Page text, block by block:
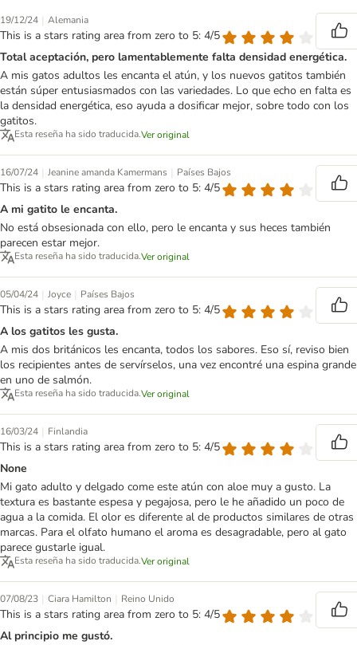
19/12/24 | Alemania
This is a stars rating area from zero to 5: 4/5
Total aceptación, pero lamentablemente falta densidad energética.
A mis gatos adultos les encanta el atún, y los nuevos gatitos también
están súper entusiasmados con las variedades. Lo que echo en falta es
la densidad energética, eso ayuda a dosificar mejor, sobre todo con los
gatitos.
Esta reseña ha sido traducida.Ver original
16/07/24 | Jeanine amanda Kamermans | Países Bajos
This is a stars rating area from zero to 5: 4/5
A mi gatito le encanta.
No está obsesionada con ello, pero le encanta y sus heces también
parecen estar mejor.
Esta reseña ha sido traducida.Ver original
05/04/24 | Joyce | Países Bajos
This is a stars rating area from zero to 5: 4/5
A los gatitos les gusta.
A mis dos británicos les encanta, todos los sabores. Eso sí, reviso bien
los recipientes antes de servírselos, una vez encontré una espina grande
en uno de salmón.
Esta reseña ha sido traducida.Ver original
16/03/24 | Finlandia
This is a stars rating area from zero to 5: 4/5
None
Mi gato adulto y delgado come este atún con aloe muy a gusto. La
textura es bastante espesa y pegajosa, pero le he añadido un poco de
agua a la comida. El olor es diferente al de productos similares de otras
marcas. Para el olfato humano el aroma es desagradable, pero al gato
parece gustarle igual.
Esta reseña ha sido traducida.Ver original
07/08/23 | Ciara Hamilton | Reino Unido
This is a stars rating area from zero to 5: 4/5
Al principio me gustó.